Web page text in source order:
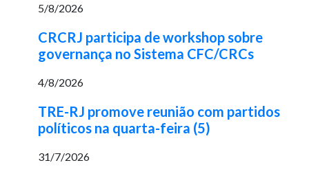
5/8/2026
CRCRJ participa de workshop sobre
governança no Sistema CFC/CRCs
4/8/2026
TRE-RJ promove reunião com partidos
políticos na quarta-feira (5)
31/7/2026